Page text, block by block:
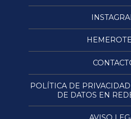
POLÍTICA DE
DE DATOS EN